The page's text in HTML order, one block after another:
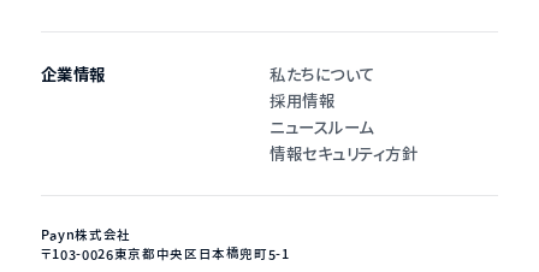
企業情報
私たちについて
採用情報
ニュースルーム
情報セキュリティ方針
Payn株式会社
〒103-0026東京都中央区日本橋兜町5-1